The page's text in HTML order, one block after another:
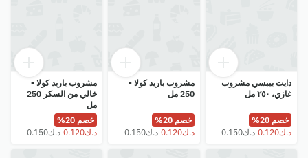
دايت بيبسي مشروب
غازي، ٢٥٠ مل
خصم 20%
مشروب باريد كولا -
250 مل
خصم 20%
⁦د.ك0.120⁩
⁦د.ك0.150⁩
مشروب باريد كولا -
خالي من السكر 250
مل
خصم 20%
⁦د.ك0.150⁩